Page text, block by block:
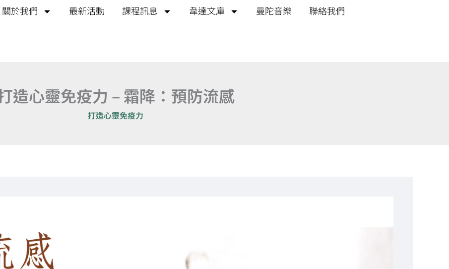
關於我們 最新活動 課程訊息 韋達文庫 曼陀音樂 聯絡我們
造心靈免疫力 – 霜降：預防流感
打造心靈免疫力